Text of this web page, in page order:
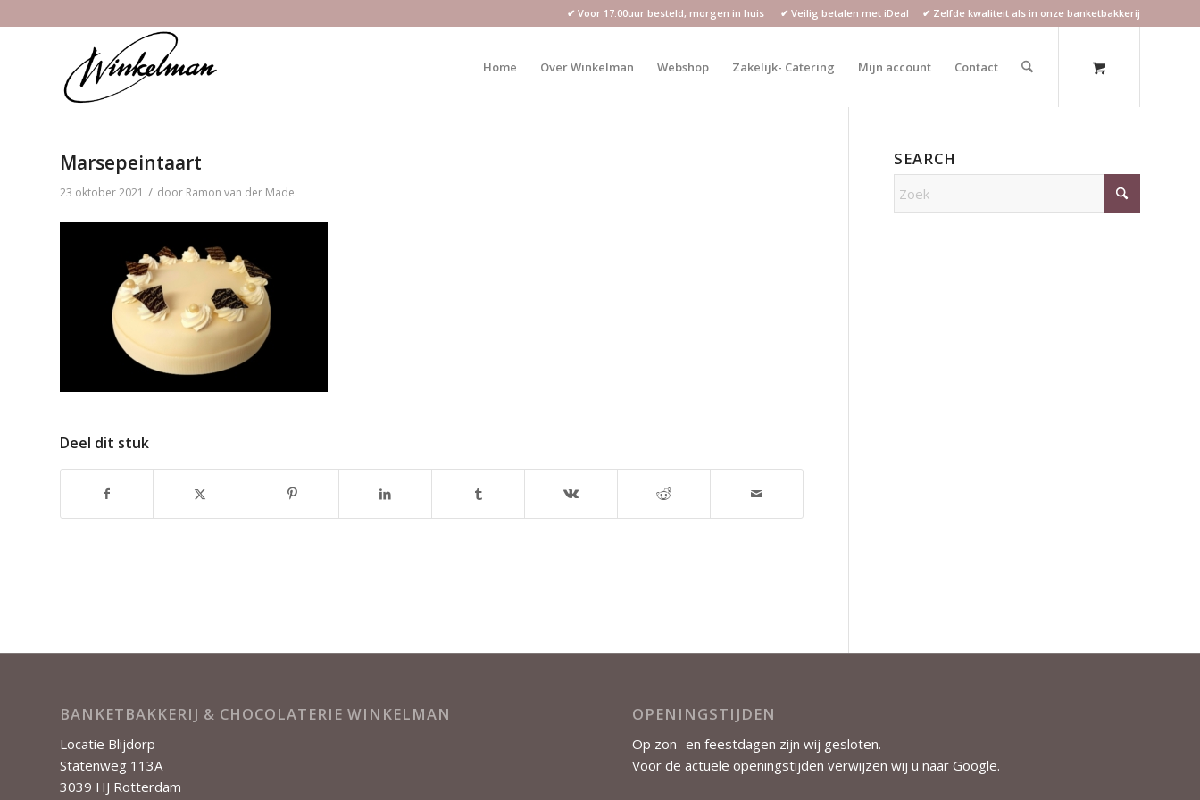
✔ Voor 17:00uur besteld, morgen in huis ✔ Veilig betalen met iDeal ✔ Zelfde kwaliteit als in onze banketbakkerij
Home Over Winkelman Webshop Zakelijk- Catering Mijn account Contact
Marsepeintaart
23 oktober 2021 / door Ramon van der Made
Deel dit stuk
SEARCH
BANKETBAKKERIJ & CHOCOLATERIE WINKELMAN
Locatie Blijdorp
Statenweg 113A
3039 HJ Rotterdam
OPENINGSTIJDEN
Op zon- en feestdagen zijn wij gesloten.
Voor de actuele openingstijden verwijzen wij u naarGoogle.